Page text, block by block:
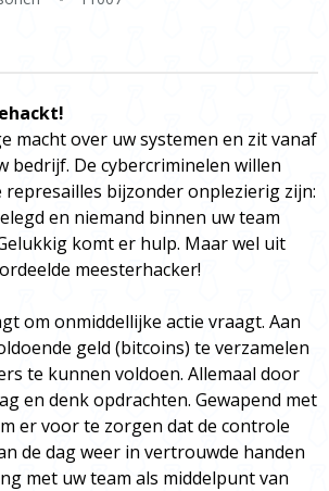
macht over uw systemen en zit vanaf
De cybercriminelen willen
represailles bijzonder onplezierig zijn:
en niemand binnen uw team
komt er hulp. Maar wel uit
meesterhacker!
om onmiddellijke actie vraagt. Aan
geld (bitcoins) te verzamelen
te kunnen voldoen. Allemaal door
en denk opdrachten. Gewapend met
er voor te zorgen dat de controle
de dag weer in vertrouwde handen
met uw team als middelpunt van